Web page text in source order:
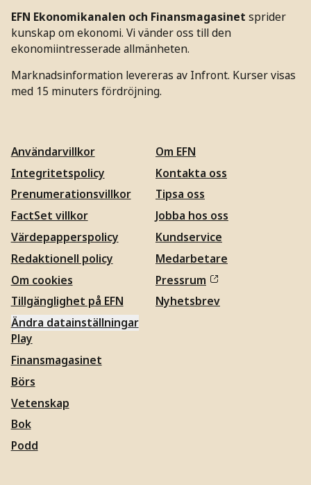
EFN Ekonomikanalen och Finansmagasinet sprider
kunskap om ekonomi. Vi vänder oss till den
ekonomiintresserade allmänheten.
Marknadsinformation levereras av Infront. Kurser visas
med 15 minuters fördröjning.
Användarvillkor
Integritetspolicy
Prenumerationsvillkor
FactSet villkor
Värdepapperspolicy
Redaktionell policy
Om cookies
Tillgänglighet på EFN
Ändra datainställningar
Om EFN
Kontakta oss
Tipsa oss
Jobba hos oss
Kundservice
Medarbetare
Pressrum
Nyhetsbrev
Play
Finansmagasinet
Börs
Vetenskap
Bok
Podd